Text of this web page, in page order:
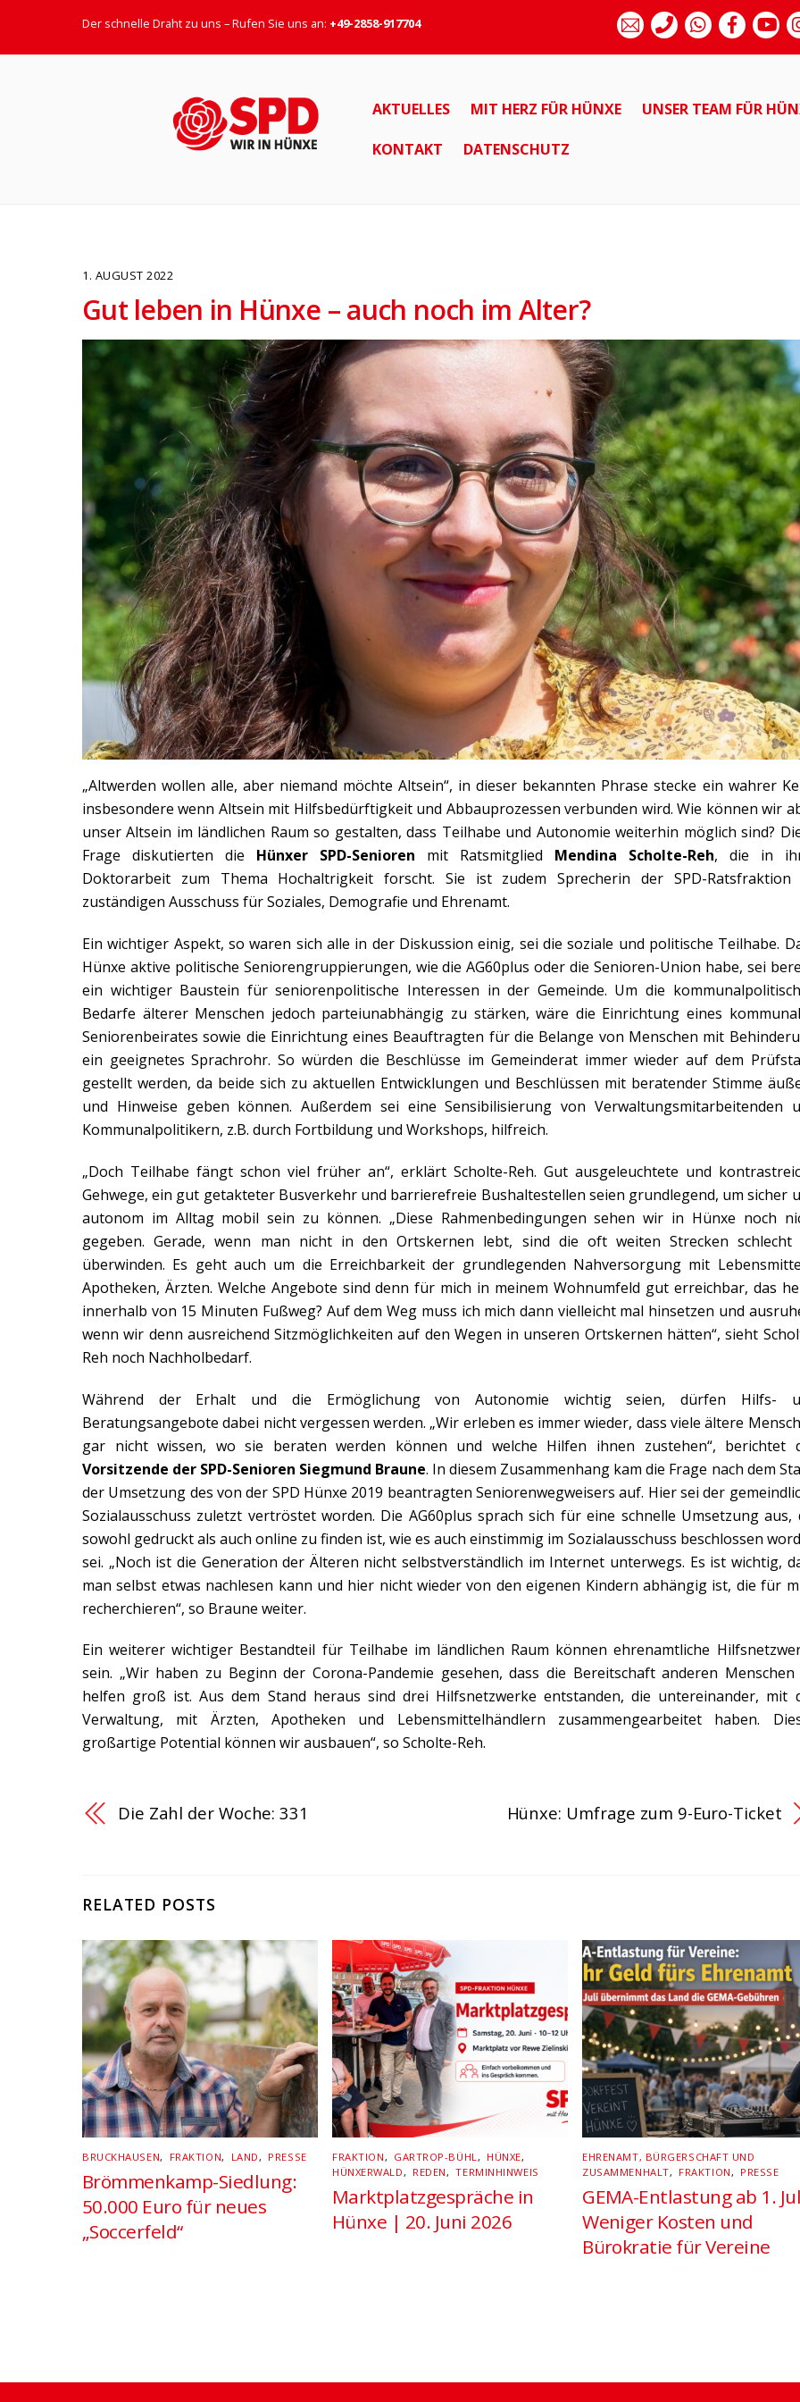
Der schnelle Draht zu uns – Rufen Sie uns an: +49-2858-917704
AKTUELLES MIT HERZ FÜR HÜNXE UNSER TEAM FÜR
KONTAKT DATENSCHUTZ
1. AUGUST 2022
Gut leben in Hünxe – auch noch im Alter?
„Altwerden wollen alle, aber niemand möchte Altsein“, in dieser bekannten Phrase stecke ein wahrer
insbesondere wenn Altsein mit Hilfsbedürftigkeit und Abbauprozessen verbunden wird. Wie können wir
unser Altsein im ländlichen Raum so gestalten, dass Teilhabe und Autonomie weiterhin möglich sind?
Frage diskutierten die Hünxer SPD-Senioren mit Ratsmitglied Mendina Scholte-Reh, die in
Doktorarbeit zum Thema Hochaltrigkeit forscht. Sie ist zudem Sprecherin der SPD-Ratsfraktion
zuständigen Ausschuss für Soziales, Demografie und Ehrenamt.
Ein wichtiger Aspekt, so waren sich alle in der Diskussion einig, sei die soziale und politische Teilhabe.
Hünxe aktive politische Seniorengruppierungen, wie die AG60plus oder die Senioren-Union habe, sei
ein wichtiger Baustein für seniorenpolitische Interessen in der Gemeinde. Um die
Bedarfe älterer Menschen jedoch parteiunabhängig zu stärken, wäre die Einrichtung eines
Seniorenbeirates sowie die Einrichtung eines Beauftragten für die Belange von Menschen mit
ein geeignetes Sprachrohr. So würden die Beschlüsse im Gemeinderat immer wieder auf dem
gestellt werden, da beide sich zu aktuellen Entwicklungen und Beschlüssen mit beratender Stimme
und Hinweise geben können. Außerdem sei eine Sensibilisierung von Verwaltungsmitarbeitenden
Kommunalpolitikern, z.B. durch Fortbildung und Workshops, hilfreich.
„Doch Teilhabe fängt schon viel früher an“, erklärt Scholte-Reh. Gut ausgeleuchtete und
Gehwege, ein gut getakteter Busverkehr und barrierefreie Bushaltestellen seien grundlegend, um sicher
autonom im Alltag mobil sein zu können. „Diese Rahmenbedingungen sehen wir in Hünxe noch
gegeben. Gerade, wenn man nicht in den Ortskernen lebt, sind die oft weiten Strecken schlecht
überwinden. Es geht auch um die Erreichbarkeit der grundlegenden Nahversorgung mit
Apotheken, Ärzten. Welche Angebote sind denn für mich in meinem Wohnumfeld gut erreichbar, das
innerhalb von 15 Minuten Fußweg? Auf dem Weg muss ich mich dann vielleicht mal hinsetzen und
wenn wir denn ausreichend Sitzmöglichkeiten auf den Wegen in unseren Ortskernen hätten“, sieht
Reh noch Nachholbedarf.
Während der Erhalt und die Ermöglichung von Autonomie wichtig seien, dürfen Hilfs-
Beratungsangebote dabei nicht vergessen werden. „Wir erleben es immer wieder, dass viele ältere
gar nicht wissen, wo sie beraten werden können und welche Hilfen ihnen zustehen“, berichtet
Vorsitzende der SPD-Senioren Siegmund Braune. In diesem Zusammenhang kam die Frage nach dem
der Umsetzung des von der SPD Hünxe 2019 beantragten Seniorenwegweisers auf. Hier sei der
Sozialausschuss zuletzt vertröstet worden. Die AG60plus sprach sich für eine schnelle Umsetzung aus,
sowohl gedruckt als auch online zu finden ist, wie es auch einstimmig im Sozialausschuss beschlossen
sei. „Noch ist die Generation der Älteren nicht selbstverständlich im Internet unterwegs. Es ist wichtig,
man selbst etwas nachlesen kann und hier nicht wieder von den eigenen Kindern abhängig ist, die für
recherchieren“, so Braune weiter.
Ein weiterer wichtiger Bestandteil für Teilhabe im ländlichen Raum können ehrenamtliche
sein. „Wir haben zu Beginn der Corona-Pandemie gesehen, dass die Bereitschaft anderen Menschen
helfen groß ist. Aus dem Stand heraus sind drei Hilfsnetzwerke entstanden, die untereinander, mit
Verwaltung, mit Ärzten, Apotheken und Lebensmittelhändlern zusammengearbeitet haben.
großartige Potential können wir ausbauen“, so Scholte-Reh.
Die Zahl der Woche: 331 Hünxe: Umfrage zum 9-Euro-Ticket
RELATED POSTS
BRUCKHAUSEN, FRAKTION, LAND , PRESSE
Brömmenkamp-Siedlung:
50.000 Euro für neues
„Soccerfeld“
FRAKTION , GARTROP-BÜHL , HÜNXE,
HÜNXERWALD , REDEN , TERMINHINWEIS
Marktplatzgespräche in
Hünxe | 20. Juni 2026
EHRENAMT, BÜRGERSCHAFT UND
ZUSAMMENHALT, FRAKTION , PRESSE
GEMA-Entlastung ab 1.
Weniger Kosten und
Bürokratie für Vereine